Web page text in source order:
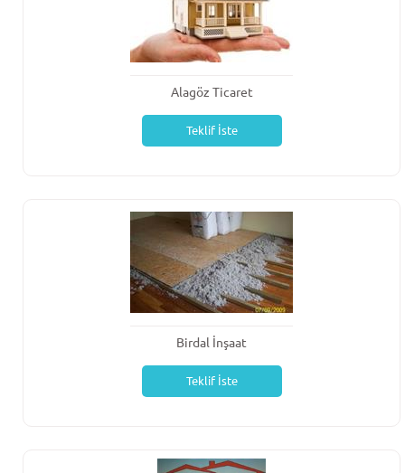
Alagöz Ticaret
Teklif İste
Birdal İnşaat
Teklif İste